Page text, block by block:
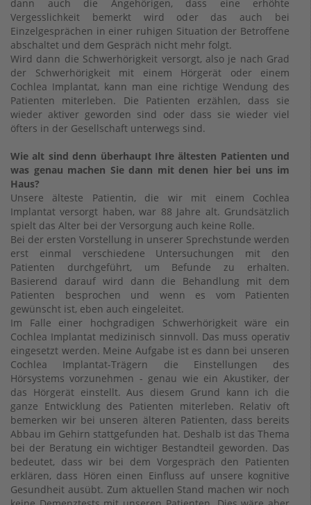
dann auch die Angehörigen, dass eine erhöhte
Vergesslichkeit bemerkt wird oder das auch bei
Einzelgesprächen in einer ruhigen Situation der Betroffene
abschaltet und dem Gespräch nicht mehr folgt.
Wird dann die Schwerhörigkeit versorgt, also je nach Grad
der Schwerhörigkeit mit einem Hörgerät oder einem
Cochlea Implantat, kann man eine richtige Wendung des
Patienten miterleben. Die Patienten erzählen, dass sie
wieder aktiver geworden sind oder dass sie wieder viel
öfters in der Gesellschaft unterwegs sind.
Wie alt sind denn überhaupt Ihre ältesten Patienten und
was genau machen Sie dann mit denen hier bei uns im
Haus?
Unsere älteste Patientin, die wir mit einem Cochlea
Implantat versorgt haben, war 88 Jahre alt. Grundsätzlich
spielt das Alter bei der Versorgung auch keine Rolle.
Bei der ersten Vorstellung in unserer Sprechstunde werden
erst einmal verschiedene Untersuchungen mit den
Patienten durchgeführt, um Befunde zu erhalten.
Basierend darauf wird dann die Behandlung mit dem
Patienten besprochen und wenn es vom Patienten
gewünscht ist, eben auch eingeleitet.
Im Falle einer hochgradigen Schwerhörigkeit wäre ein
Cochlea Implantat medizinisch sinnvoll. Das muss operativ
eingesetzt werden. Meine Aufgabe ist es dann bei unseren
Cochlea Implantat-Trägern die Einstellungen des
Hörsystems vorzunehmen - genau wie ein Akustiker, der
das Hörgerät einstellt. Aus diesem Grund kann ich die
ganze Entwicklung des Patienten miterleben. Relativ oft
bemerken wir bei unseren älteren Patienten, dass bereits
Abbau im Gehirn stattgefunden hat. Deshalb ist das Thema
bei der Beratung ein wichtiger Bestandteil geworden. Das
bedeutet, dass wir bei dem Vorgespräch den Patienten
erklären, dass Hören einen Einfluss auf unsere kognitive
Gesundheit ausübt. Zum aktuellen Stand machen wir noch